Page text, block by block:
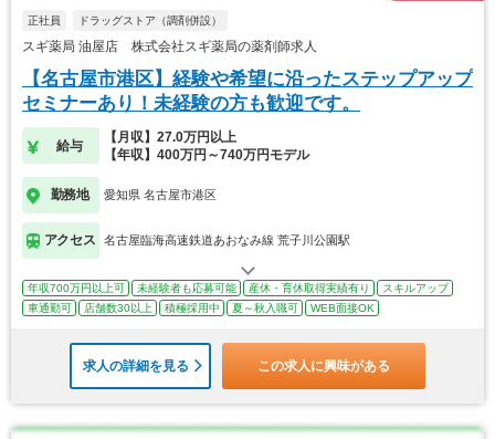
正社員 ドラッグストア（調剤併設）
スギ薬局 油屋店 株式会社スギ薬局の薬剤師求人
【名古屋市港区】経験や希望に沿ったステップアップ
セミナーあり！未経験の方も歓迎です。
給与
【月収】27.0万円以上
【年収】400万円～740万円モデル
勤務地 愛知県 名古屋市港区
アクセス 名古屋臨海高速鉄道あおなみ線 荒子川公園駅
年収700万円以上可 未経験者も応募可能 産休・育休取得実績有り
スキルアップ
車通勤可
店舗数30以上 積極採用中 夏～秋入職可 WEB面接OK
求人の詳細を見る この求人に興味がある